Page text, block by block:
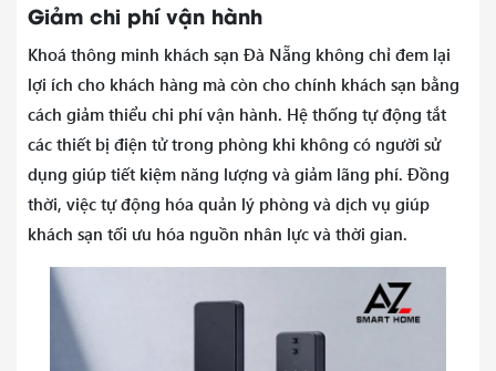
Giảm chi phí vận hành
Khoá thông minh khách sạn Đà Nẵng không chỉ đem lại
lợi ích cho khách hàng mà còn cho chính khách sạn bằng
cách giảm thiểu chi phí vận hành. Hệ thống tự động tắt
các thiết bị điện tử trong phòng khi không có người sử
dụng giúp tiết kiệm năng lượng và giảm lãng phí. Đồng
thời, việc tự động hóa quản lý phòng và dịch vụ giúp
khách sạn tối ưu hóa nguồn nhân lực và thời gian.